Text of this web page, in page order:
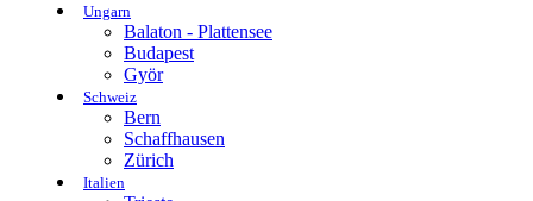
Ungarn
Balaton - Plattensee
Budapest
Györ
Schweiz
Bern
Schaffhausen
Zürich
Italien